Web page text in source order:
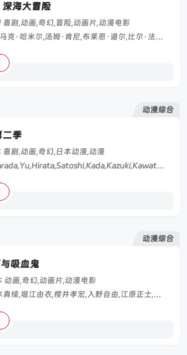
海大冒险
喜剧,动画,奇幻,冒险,动画片,动漫电影
克兰西·布朗,马克·哈米尔,汤姆·肯尼,布莱恩·道尔,比尔·法格巴克,劳伦斯先生,埃丝·史佩斯,罗德格尔·邦帕斯,卡罗琳·劳伦斯,道格拉斯·泰特,卡拉·三子,詹姆斯·亨特,Tammy,Davis,Arthur,Waite,布莱恩·科菲,Leonel,Garza,Scott,Frenzel,Melissa,Kaye,Bontempt,阿拉娜·菲利普
动漫综合
二季
喜剧,动画,奇幻,日本动漫,动漫
Masayuki,Harada,Yu,Hirata,Satoshi,Kada,Kazuki,Kawata,Hirotaka,Kobayashi,Ayme,Miura,Okaki,Satoshi,Onishi,Shinya,Sumi,Kyohei,Yaguchi,Takuhei,Yamamoto
动漫综合
吸血鬼
动画,奇幻,动画片,动漫电影
神谷浩史,坂本真绫,堀江由衣,樱井孝宏,入野自由,江原正士,大塚芳忠,Hôchû,Ôt,suka